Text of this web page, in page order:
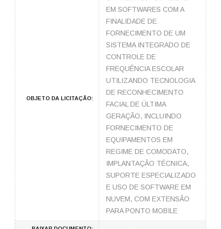
OBJETO DA LICITAÇÃO:
EM SOFTWARES COM A
FINALIDADE DE
FORNECIMENTO DE UM
SISTEMA INTEGRADO DE
CONTROLE DE
FREQUÊNCIA ESCOLAR
UTILIZANDO TECNOLOGIA
DE RECONHECIMENTO
FACIAL DE ÚLTIMA
GERAÇÃO, INCLUINDO
FORNECIMENTO DE
EQUIPAMENTOS EM
REGIME DE COMODATO,
IMPLANTAÇÃO TÉCNICA,
SUPORTE ESPECIALIZADO
E USO DE SOFTWARE EM
NUVEM, COM EXTENSÃO
PARA PONTO MOBILE